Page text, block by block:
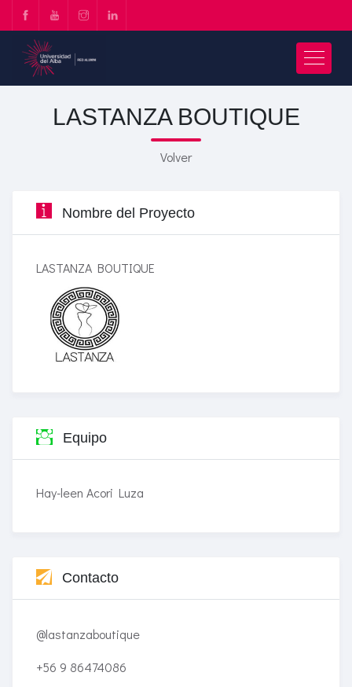
LASTANZA BOUTIQUE
Volver
Nombre del Proyecto
LASTANZA BOUTIQUE
Equipo
Hay-leen Acori Luza
Contacto
@lastanzaboutique
+56 9 86474086